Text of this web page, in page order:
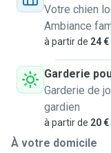
Votre chien
Ambiance
à partir de 24 €
Garderie
Garderie de
gardien
à partir de 20 €
À votre domicile